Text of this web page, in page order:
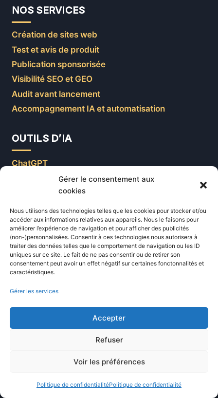
Gérer le consentement aux
cookies
Nous utilisons des technologies telles que les cookies pour stocker et/ou
accéder aux informations relatives aux appareils. Nous le faisons pour
améliorer l’expérience de navigation et pour afficher des publicités
(non-)personnalisées. Consentir à ces technologies nous autorisera à
traiter des données telles que le comportement de navigation ou les ID
uniques sur ce site. Le fait de ne pas consentir ou de retirer son
consentement peut avoir un effet négatif sur certaines fonctonnalités et
caractéristiques.
Gérer les services
Accepter
Refuser
Voir les préférences
Politique de confidentialitéPolitique de confidentialité
NOS SERVICES
Création de sites web
Test et avis de produit
Publication sponsorisée
Visibilité SEO et GEO
Audit avant lancement
Accompagnement IA et automatisation
OUTILS D’IA
ChatGPT
DeepSeek
Grok AI
DALL-E
Midjourney
Google Gemini
CATEGORIES
Astuces et solutions